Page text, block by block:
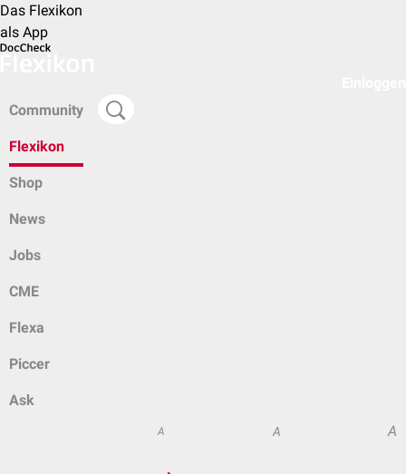
Das Flexikon
als App
Community
Flexikon
Shop
News
Jobs
CME
Flexa
Piccer
Ask
A A A